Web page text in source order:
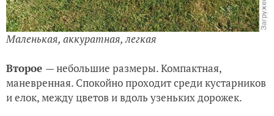
Маленькая, аккуратная, легкая
Второе — небольшие размеры. Компактная,
маневренная. Спокойно проходит среди кустарников
и елок, между цветов и вдоль узеньких дорожек.